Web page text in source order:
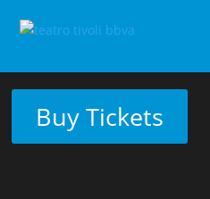
Buy Tickets